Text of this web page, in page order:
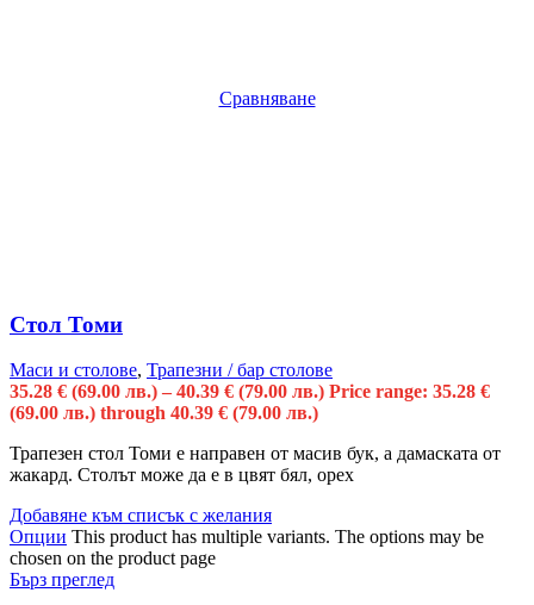
Сравняване
Стол Томи
Маси и столове, Трапезни / бар столове
35.28 € (69.00 лв.) – 40.39 € (79.00 лв.) Price range: 35.28 €
(69.00 лв.) through 40.39 € (79.00 лв.)
Трапезен стол Томи е направен от масив бук, а дамаската от
жакард. Столът може да е в цвят бял, орех
Добавяне към списък с желания
Опции This product has multiple variants. The options may be
chosen on the product page
Бърз преглед